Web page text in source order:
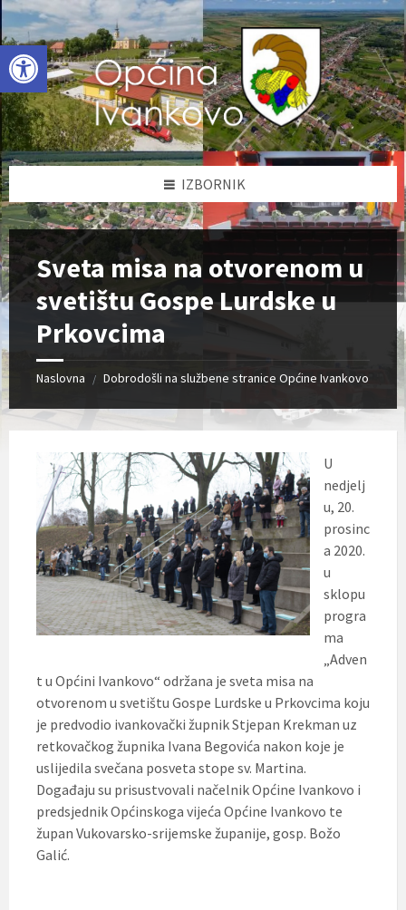
Open toolbar
Skip
to
content
Skip
to
left
sidebar
Skip
to
footer
IZBORNIK
Sveta misa na otvorenom u
svetištu Gospe Lurdske u
Prkovcima
Naslovna / Dobrodošli na službene stranice Općine Ivankovo
U
nedjelj
u, 20.
prosinc
a 2020.
u
sklopu
progra
ma
„Adven
t u Općini Ivankovo“ održana je sveta misa na
otvorenom u svetištu Gospe Lurdske u Prkovcima koju
je predvodio ivankovački župnik Stjepan Krekman uz
retkovačkog župnika Ivana Begovića nakon koje je
uslijedila svečana posveta stope sv. Martina.
Događaju su prisustvovali načelnik Općine Ivankovo i
predsjednik Općinskoga vijeća Općine Ivankovo te
župan Vukovarsko-srijemske županije, gosp. Božo
Galić.